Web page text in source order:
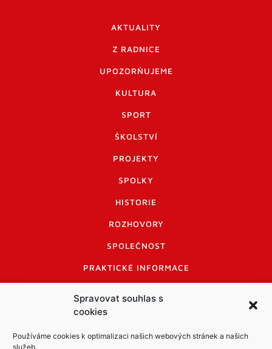
Spravovat souhlas s
cookies
Používáme cookies k optimalizaci našich webových stránek a našich
služeb.
AKTUALITY
Z RADNICE
UPOZORŇUJEME
KULTURA
SPORT
ŠKOLSTVÍ
PROJEKTY
SPOLKY
HISTORIE
ROZHOVORY
SPOLEČNOST
PRAKTICKÉ INFORMACE
INFORMACE A KODEX DISKUTUJÍCÍCH
LOGO A LOGO MANUÁL